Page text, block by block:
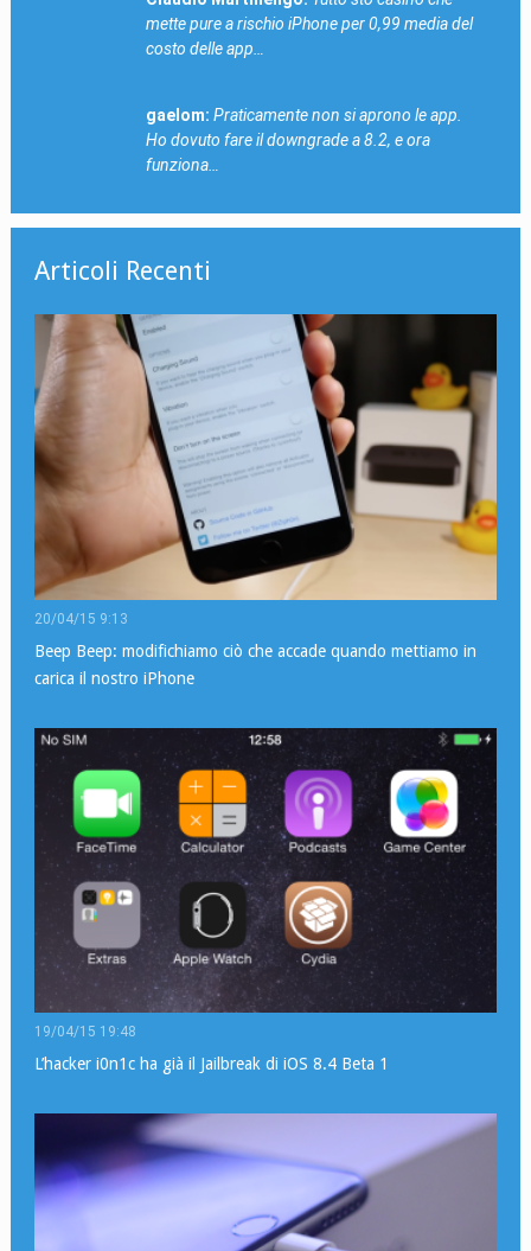
mette pure a rischio iPhone per 0,99 media del
costo delle app…
gaelom: Praticamente non si aprono le app.
Ho dovuto fare il downgrade a 8.2, e ora
funziona…
Articoli Recenti
20/04/15 9:13
Beep Beep: modifichiamo ciò che accade quando mettiamo in
carica il nostro iPhone
19/04/15 19:48
L’hacker i0n1c ha già il Jailbreak di iOS 8.4 Beta 1